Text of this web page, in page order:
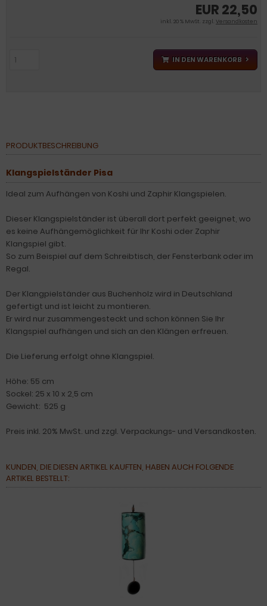
EUR 22,50
inkl. 20 % MwSt. zzgl. Versandkosten
IN DEN WARENKORB
PRODUKTBESCHREIBUNG
Klangspielständer Pisa
Ideal zum Aufhängen von Koshi und Zaphir Klangspielen.
Dieser Klangspielständer ist überall dort perfekt geeignet, wo
es keine Aufhängemöglichkeit für Ihr Koshi oder Zaphir
Klangspiel gibt.
So zum Beispiel auf dem Schreibtisch, der Fensterbank oder im
Regal.
Der Klangpielständer aus Buchenholz wird in Deutschland
gefertigt und ist leicht zu montieren.
Er wird nur zusammengesteckt und schon können Sie Ihr
Klangspiel aufhängen und sich an den Klängen erfreuen.
Die Lieferung erfolgt ohne Klangspiel.
Höhe: 55 cm
Sockel: 25 x 10 x 2,5 cm
Gewicht: 525 g
Preis inkl. 20% MwSt. und zzgl. Verpackungs- und Versandkosten.
KUNDEN, DIE DIESEN ARTIKEL KAUFTEN, HABEN AUCH FOLGENDE
ARTIKEL BESTELLT: